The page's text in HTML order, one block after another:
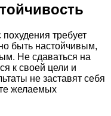
требует
быть настойчивым,
Не сдаваться на
к своей цели и
не заставят себя
желаемых